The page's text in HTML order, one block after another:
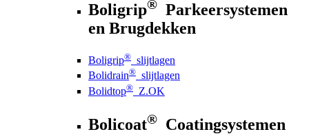
Boligrip® Parkeersystemen
en Brugdekken
Boligrip® slijtlagen
Bolidrain® slijtlagen
Bolidtop® Z.OK
Bolicoat® Coatingsystemen